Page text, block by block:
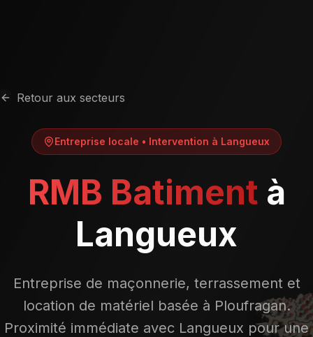
Retour aux secteurs
Entreprise locale • Intervention à Langueux
RMB Batiment à
Langueux
Entreprise de maçonnerie, terrassement et
location de matériel basée à Ploufragan.
Proximité immédiate avec Langueux pour une